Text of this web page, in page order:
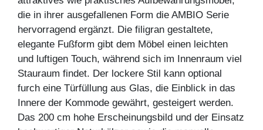
die in ihrer ausgefallenen Form die AMBIO Serie
hervorragend ergänzt. Die filigran gestaltete,
elegante Fußform gibt dem Möbel einen leichten
und luftigen Touch, während sich im Innenraum viel
Stauraum findet. Der lockere Stil kann optional
furch eine Türfüllung aus Glas, die Einblick in das
Innere der Kommode gewährt, gesteigert werden.
Das 200 cm hohe Erscheinungsbild und der Einsatz